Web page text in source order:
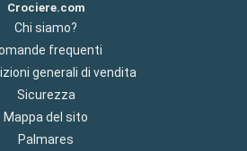
Crociere.com
Chi siamo?
frequenti
generali di vendita
Sicurezza
Mappa del sito
Palmares